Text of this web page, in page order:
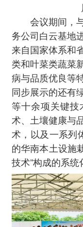
会议期间，与
务公司白云基地
来自国家体系和
类和叶菜类蔬菜
病与品质优良等
同步展示的还有
等十余项关键
术、土壤健康与
术，以及一系列
的华南本土设施
技术”构成的系统